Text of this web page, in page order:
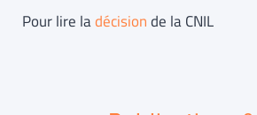
Pour lire ladécisionde la CNIL